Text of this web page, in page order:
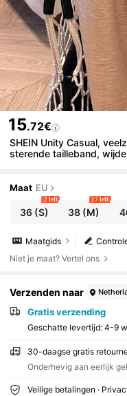
15.72€
SHEIN Unity Casual,
sterende tailleband,
Maat EU
36(S)
2 left
38 (M)
17 left
Maatgids
Niet je maat? Vertel ons
Verzenden naar
Gratis verzending
Geschatte levertijd: 4-9
30-daagse gratis
Onderhevig aan eerlijk
Veilige betalingen ·